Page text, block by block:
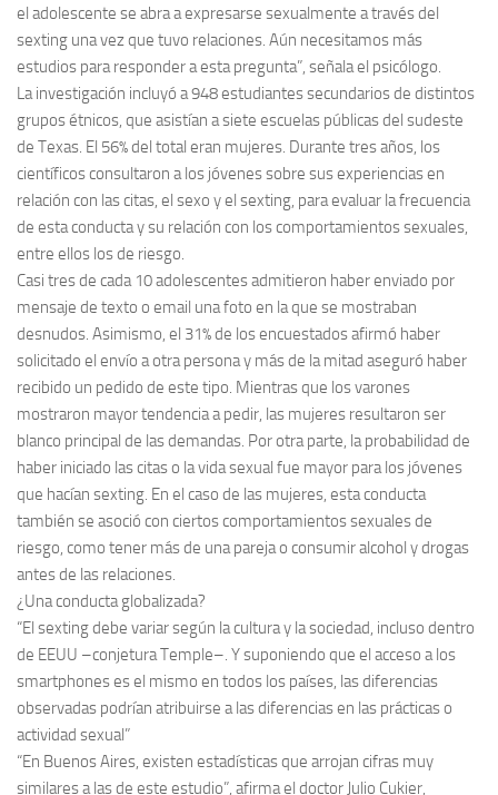
el adolescente se abra a expresarse sexualmente a través del
sexting una vez que tuvo relaciones. Aún necesitamos más
estudios para responder a esta pregunta”, señala el psicólogo.
La investigación incluyó a 948 estudiantes secundarios de distintos
grupos étnicos, que asistían a siete escuelas públicas del sudeste
de Texas. El 56% del total eran mujeres. Durante tres años, los
científicos consultaron a los jóvenes sobre sus experiencias en
relación con las citas, el sexo y el sexting, para evaluar la frecuencia
de esta conducta y su relación con los comportamientos sexuales,
entre ellos los de riesgo.
Casi tres de cada 10 adolescentes admitieron haber enviado por
mensaje de texto o email una foto en la que se mostraban
desnudos. Asimismo, el 31% de los encuestados afirmó haber
solicitado el envío a otra persona y más de la mitad aseguró haber
recibido un pedido de este tipo. Mientras que los varones
mostraron mayor tendencia a pedir, las mujeres resultaron ser
blanco principal de las demandas. Por otra parte, la probabilidad de
haber iniciado las citas o la vida sexual fue mayor para los jóvenes
que hacían sexting. En el caso de las mujeres, esta conducta
también se asoció con ciertos comportamientos sexuales de
riesgo, como tener más de una pareja o consumir alcohol y drogas
antes de las relaciones.
¿Una conducta globalizada?
“El sexting debe variar según la cultura y la sociedad, incluso dentro
de EEUU –conjetura Temple–. Y suponiendo que el acceso a los
smartphones es el mismo en todos los países, las diferencias
observadas podrían atribuirse a las diferencias en las prácticas o
actividad sexual”
“En Buenos Aires, existen estadísticas que arrojan cifras muy
similares a las de este estudio”, afirma el doctor Julio Cukier,